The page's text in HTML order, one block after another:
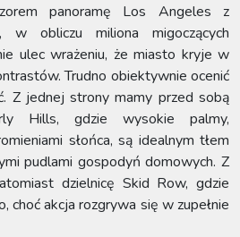
panoramę Los Angeles z
w obliczu miliona migoczących
ulec wrażeniu, że miasto kryje w
Trudno obiektywnie ocenić
Z jednej strony mamy przed sobą
Hills, gdzie wysokie palmy,
słońca, są idealnym tłem
pudlami gospodyń domowych. Z
dzielnicę Skid Row, gdzie
choć akcja rozgrywa się w zupełnie